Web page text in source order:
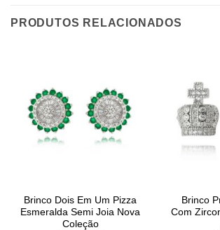
PRODUTOS RELACIONADOS
Brinco Dois Em Um Pizza
Esmeralda Semi Joia Nova
Coleção
Brinco
Com